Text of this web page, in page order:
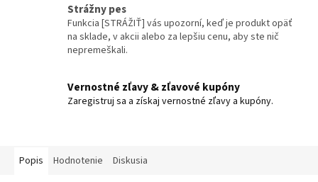
Strážny pes
Funkcia [STRÁŽIŤ] vás upozorní, keď je produkt opäť
na sklade, v akcii alebo za lepšiu cenu, aby ste nič
nepremeškali.
Vernostné zľavy & zľavové kupóny
Zaregistruj sa a získaj vernostné zľavy a kupóny.
Popis Hodnotenie Diskusia